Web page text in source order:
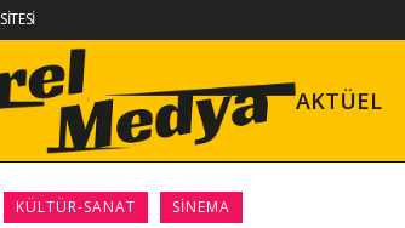
AKTÜEL
KÜLTÜR-SANAT SINEMA